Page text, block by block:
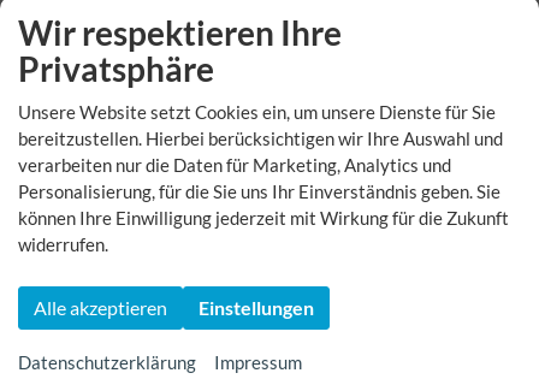
Jaecoo
Jaguar
Jeep
KGM
Kia
Land Rover
Lexus
Wir respektieren Ihre
Privatsphäre
Unsere Website setzt Cookies ein, um unsere Dienste für Sie
bereitzustellen. Hierbei berücksichtigen wir Ihre Auswahl und
verarbeiten nur die Daten für Marketing, Analytics und
Personalisierung, für die Sie uns Ihr Einverständnis geben. Sie
können Ihre Einwilligung jederzeit mit Wirkung für die Zukunft
widerrufen.
Alle akzeptieren Einstellungen
Datenschutzerklärung Impressum